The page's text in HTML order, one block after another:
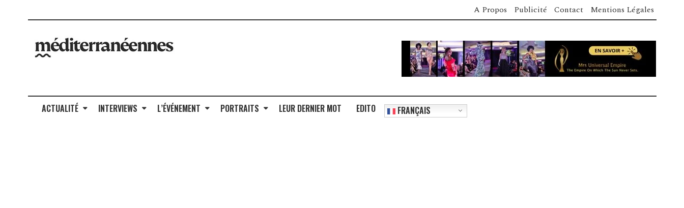
A Propos Publicité Contact Mentions Légales
ACTUALITÉ INTERVIEWS L’ÉVÉNEMENT PORTRAITS LEUR DERNIER MOT EDITO FRANÇAIS